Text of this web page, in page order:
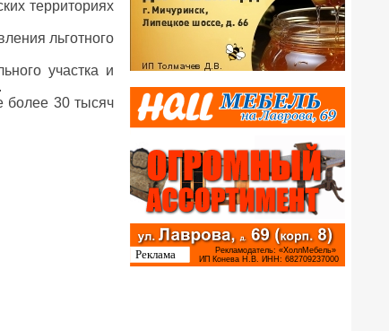
территориях
льготного
участка и
более 30 тысяч